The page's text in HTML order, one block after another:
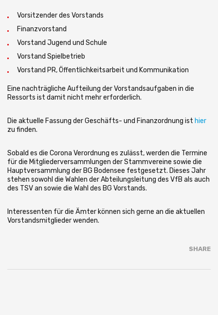
Vorsitzender des Vorstands
Finanzvorstand
Vorstand Jugend und Schule
Vorstand Spielbetrieb
Vorstand PR, Öffentlichkeitsarbeit und Kommunikation
Eine nachträgliche Aufteilung der Vorstandsaufgaben in die
Ressorts ist damit nicht mehr erforderlich.
Die aktuelle Fassung der Geschäfts- und Finanzordnung ist hier
zu finden.
Sobald es die Corona Verordnung es zulässt, werden die Termine
für die Mitgliederversammlungen der Stammvereine sowie die
Hauptversammlung der BG Bodensee festgesetzt. Dieses Jahr
stehen sowohl die Wahlen der Abteilungsleitung des VfB als auch
des TSV an sowie die Wahl des BG Vorstands.
Interessenten für die Ämter können sich gerne an die aktuellen
Vorstandsmitglieder wenden.
SHARE